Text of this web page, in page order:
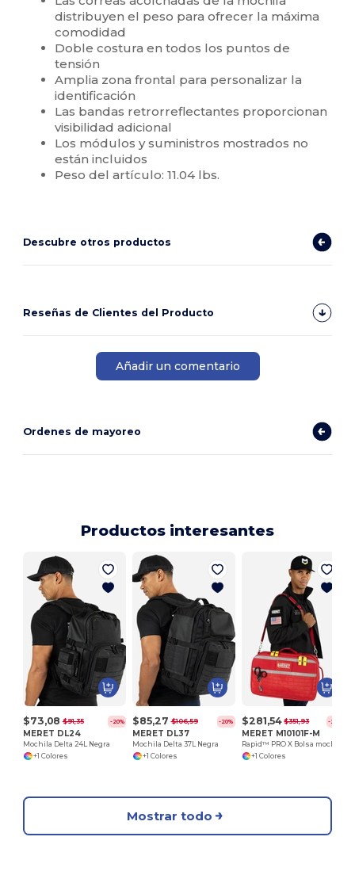
distribuyen el peso para ofrecer la máxima
comodidad
Doble costura en todos los puntos de
tensión
Amplia zona frontal para personalizar la
identificación
Las bandas retrorreflectantes proporcionan
visibilidad adicional
Los módulos y suministros mostrados no
están incluidos
Peso del artículo: 11.04 lbs.
Descubre otros productos
Reseñas de Clientes del Producto
Añadir un comentario
Ordenes de mayoreo
Productos interesantes
$73,08 $91,35 -20%
MERET DL24
Mochila Delta 24L Negra
+1 Colores
$85,27 $106,59 -20%
MERET DL37
Mochila Delta 37L Negra
+1 Colores
$281,54 $351,93 -20%
MERET M10101F-M
+1 Colores
Mostrar todo